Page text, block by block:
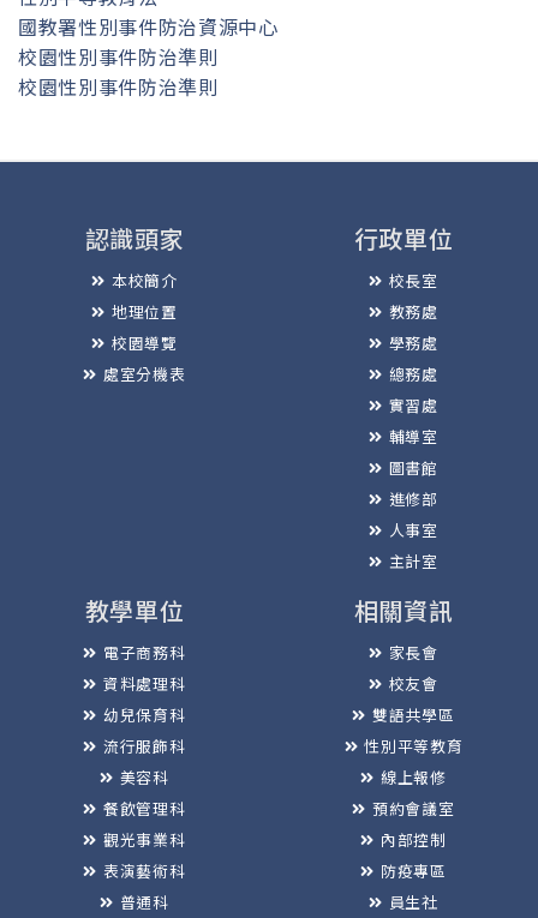
國教署性別事件防治資源中心
校園性別事件防治準則
校園性別事件防治準則
認識頭家
本校簡介
地理位置
校園導覽
處室分機表
行政單位
校長室
教務處
學務處
總務處
實習處
輔導室
圖書館
進修部
人事室
主計室
教學單位
電子商務科
資料處理科
幼兒保育科
流行服飾科
美容科
餐飲管理科
觀光事業科
表演藝術科
普通科
相關資訊
家長會
校友會
雙語共學區
性別平等教育
線上報修
預約會議室
內部控制
防疫專區
員生社